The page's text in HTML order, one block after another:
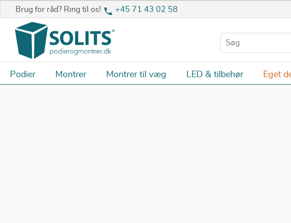
Brug for råd? Ring til os! +45 71 43 02 58
Podier Montrer Montrer til væg LED & tilbehør Eget